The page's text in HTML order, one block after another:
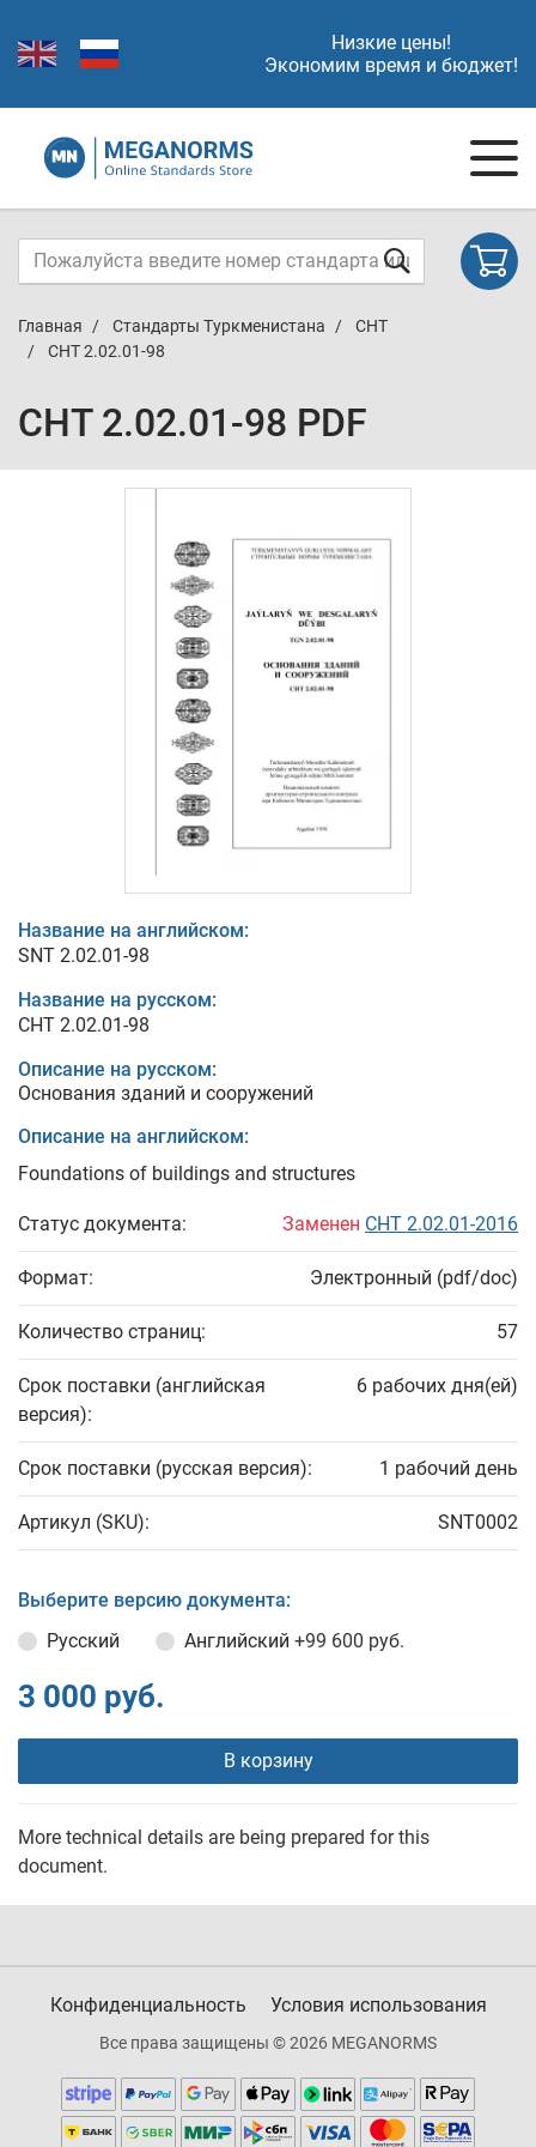
Низкие цены!
Экономим время и бюджет!
Главная Стандарты Туркменистана
СНТ
СНТ 2.02.01-98
СНТ 2.02.01-98 PDF
Название на английском:
SNT 2.02.01-98
Название на русском:
СНТ 2.02.01-98
Описание на русском:
Основания зданий и сооружений
Описание на английском:
Foundations of buildings and structures
Статус документа: Заменен СНТ 2.02.01-2016
Формат: Электронный (pdf/doc)
Количество страниц: 57
Срок поставки (английская
версия):
6 рабочих дня(ей)
Срок поставки (русская версия): 1 рабочий день
Артикул (SKU): SNT0002
Выберите версию документа:
Русский
Английский +99 600 руб.
3 000 руб.
В корзину
More technical details are being prepared for this
document.
Конфиденциальность Условия использования
Все права защищены © 2026 MEGANORMS